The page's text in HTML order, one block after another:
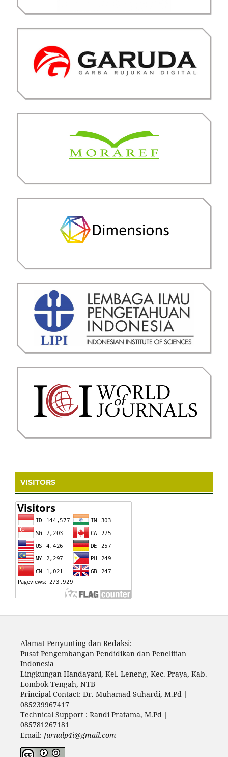
VISITORS
Alamat Penyunting dan Redaksi:
Pusat Pengembangan Pendidikan dan Penelitian
Indonesia
Lingkungan Handayani, Kel. Leneng, Kec. Praya, Kab.
Lombok Tengah, NTB
Principal Contact: Dr. Muhamad Suhardi, M.Pd |
085239967417
Technical Support : Randi Pratama, M.Pd |
085781267181
Email: Jurnalp4i@gmail.com